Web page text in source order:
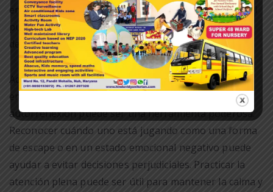
emoción intensa. Tener un presupuesto y ceñirse a él
puede ayudar a mantener un control sobre las
decisiones financieras.
Además, es importante ser consciente de las
emociones que pueden surgir durante el juego. La
autorreflexión puede ser una herramienta poderosa.
Reconocer cuándo uno está jugando como una forma
de escape o en un estado emocional negativo puede
ayudar a evitar decisiones perjudiciales. Practicar la
atención plena puede ser útil para mantener la calma y